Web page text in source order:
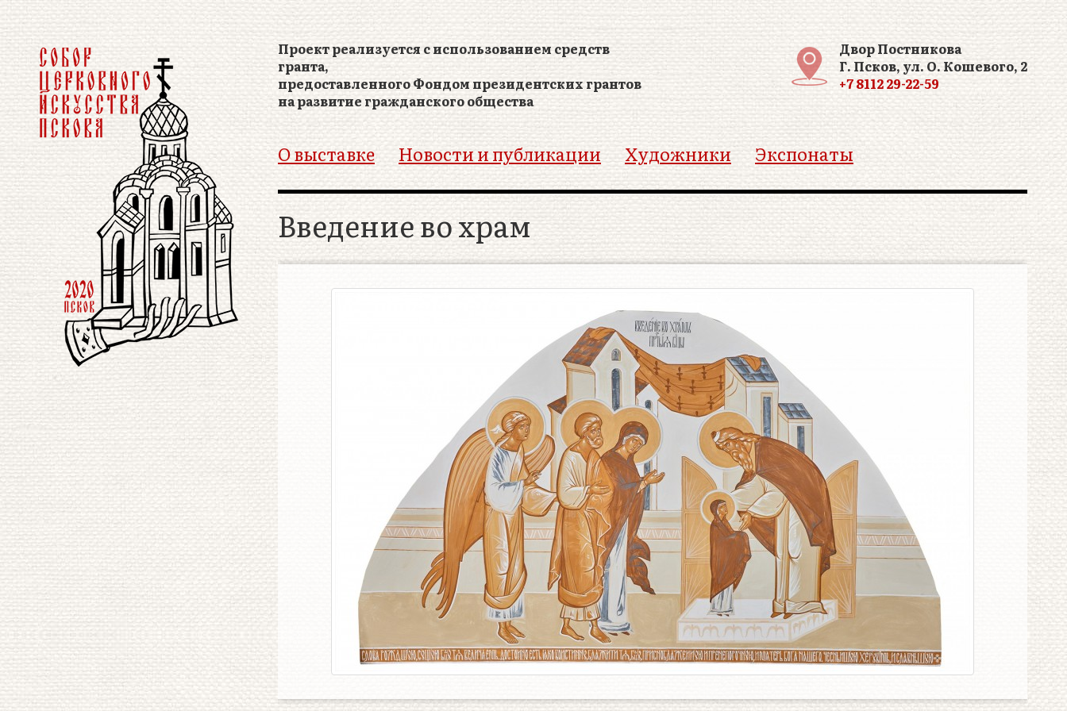
Проект реализуется с использованием средств
гранта,
предоставленного Фондом президентских грантов
на развитие гражданского общества
Двор Постникова
Г. Псков, ул. О. Кошевого, 2
+7 8112 29-22-59
О выставке Новости и публикации Художники Экспонаты
Введение во храм